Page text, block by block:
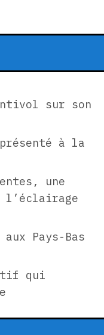
sur son
présenté à la
une
Pays-Bas
qui